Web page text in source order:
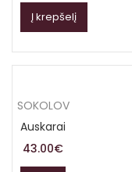
Į krepšelį
SOKOLOV
Auskarai
43.00€